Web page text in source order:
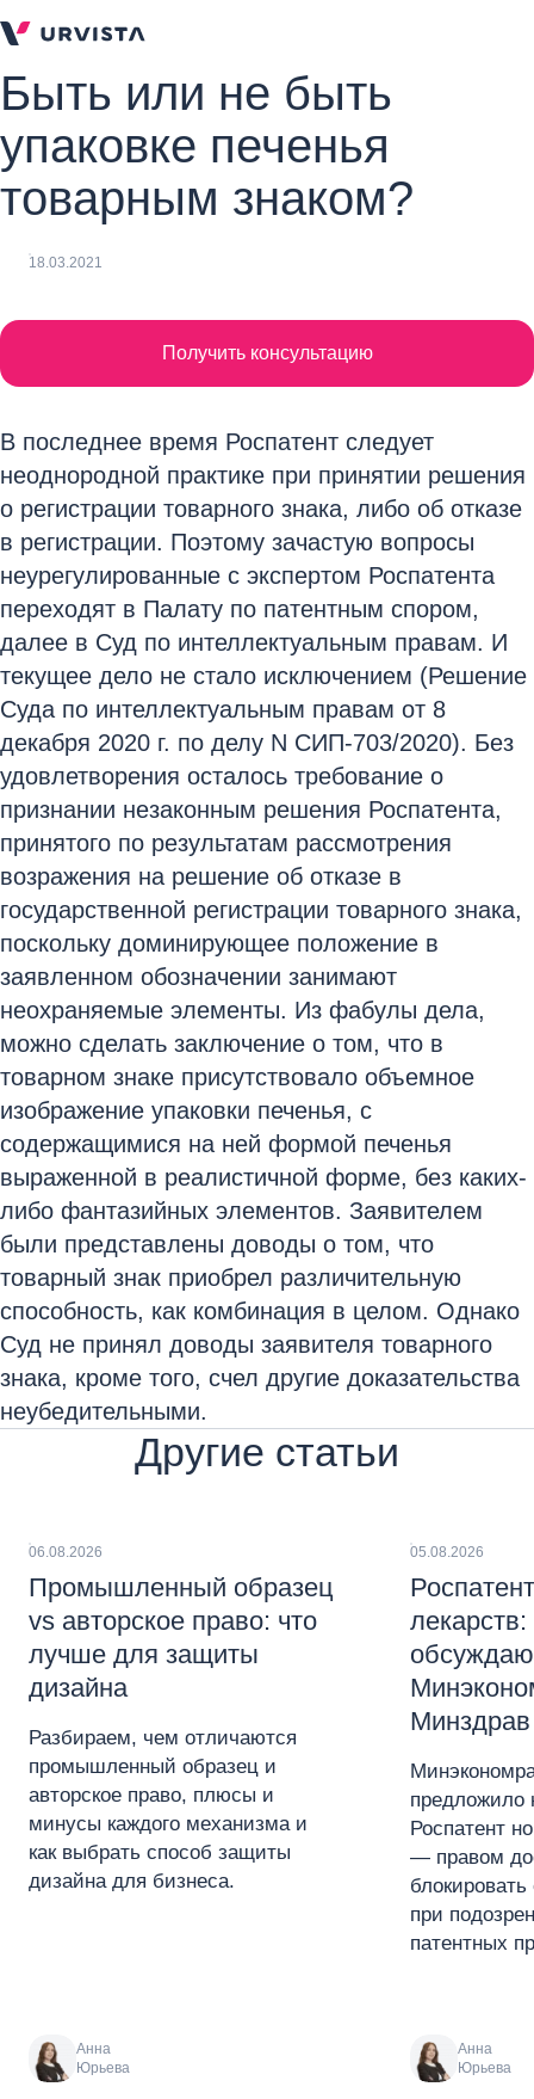
Быть или не быть
упаковке печенья
товарным знаком?
18.03.2021
Получить консультацию
В последнее время Роспатент следует
неоднородной практике при принятии решения
о регистрации товарного знака, либо об отказе
в регистрации. Поэтому зачастую вопросы
неурегулированные с экспертом Роспатента
переходят в Палату по патентным спором,
далее в Суд по интеллектуальным правам. И
текущее дело не стало исключением (Решение
Суда по интеллектуальным правам от 8
декабря 2020 г. по делу N СИП-703/2020). Без
удовлетворения осталось требование о
признании незаконным решения Роспатента,
принятого по результатам рассмотрения
возражения на решение об отказе в
государственной регистрации товарного знака,
поскольку доминирующее положение в
заявленном обозначении занимают
неохраняемые элементы. Из фабулы дела,
можно сделать заключение о том, что в
товарном знаке присутствовало объемное
изображение упаковки печенья, с
содержащимися на ней формой печенья
выраженной в реалистичной форме, без каких-
либо фантазийных элементов. Заявителем
были представлены доводы о том, что
товарный знак приобрел различительную
способность, как комбинация в целом. Однако
Суд не принял доводы заявителя товарного
знака, кроме того, счел другие доказательства
неубедительными.
Другие статьи
06.08.2026
Промышленный образец
vs авторское право: что
лучше для защиты
дизайна
Разбираем, чем отличаются
промышленный образец и
авторское право, плюсы и
минусы каждого механизма и
как выбрать способ защиты
дизайна для бизнеса.
Анна
Юрьева
05.08.2026
лекарств:
Минздрав
предложило
Роспатент
— правом
блокировать
при
патентных
Анна
Юрьева